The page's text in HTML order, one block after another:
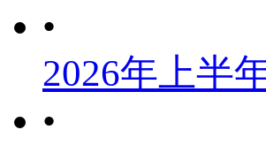
•
2026年上半
•